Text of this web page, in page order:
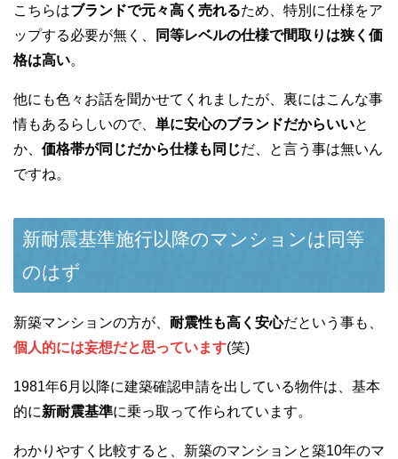
こちらはブランドで元々高く売れるため、特別に仕様をア
ップする必要が無く、
同等レベルの仕様で間取りは狭く価
格は高い。
他にも色々お話を聞かせてくれましたが、裏にはこんな事
情もあるらしいので、 単に安心のブランドだからいいと
か、 価格帯が同じだから仕様も同じだ、と言う事は無いん
ですね。
新耐震基準施行以降のマンションは同等
のはず
新築マンションの方が、 耐震性も高く安心だという事も、
個人的には妄想だと思っています(笑)
1981年6月以降に建築確認申請を出している物件は、基本
的に新耐震基準に乗っ取って作られています。
わかりやすく比較すると、新築のマンションと築10年のマ